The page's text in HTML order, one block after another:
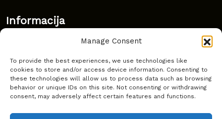
Manage Consent
To provide the best experiences, we use technologies like
cookies to store and/or access device information. Consenting to
these technologies will allow us to process data such as browsing
behavior or unique IDs on this site. Not consenting or withdrawing
consent, may adversely affect certain features and functions.
Informacija
Dažnai užduodami klausimai
Kur nusipirkti?
Privatumas